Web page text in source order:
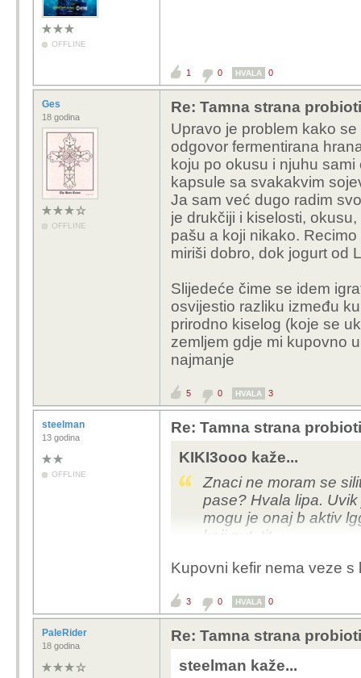
OFFLINE
1 0 HVALA 0
Ges
18 godina
OFFLINE
Re: Tamna strana
Upravo je problem kako
odgovor fermentirana
koju po okusu i njuhu
kapsule sa svakakvim
Ja sam već dugo radim
je drukčiji i kiselosti,
pašu a koji nikako.
miriši dobro, dok jogurt od
Slijedeće čime se idem
osvijestio razliku između
prirodno kiselog (koje se
zemljem gdje mi kupovno
najmanje
5 0 HVALA 3
steelman
13 godina
OFFLINE
Re: Tamna strana
KIKI3ooo kaže...
Znaci ne moram se
pase? Hvala lipa.
mogu je onaj b aktiv
koji put, tjt.
Kupovni kefir nema veze s
3 0 HVALA 0
PaleRider
18 godina
Re: Tamna strana
steelman kaže...